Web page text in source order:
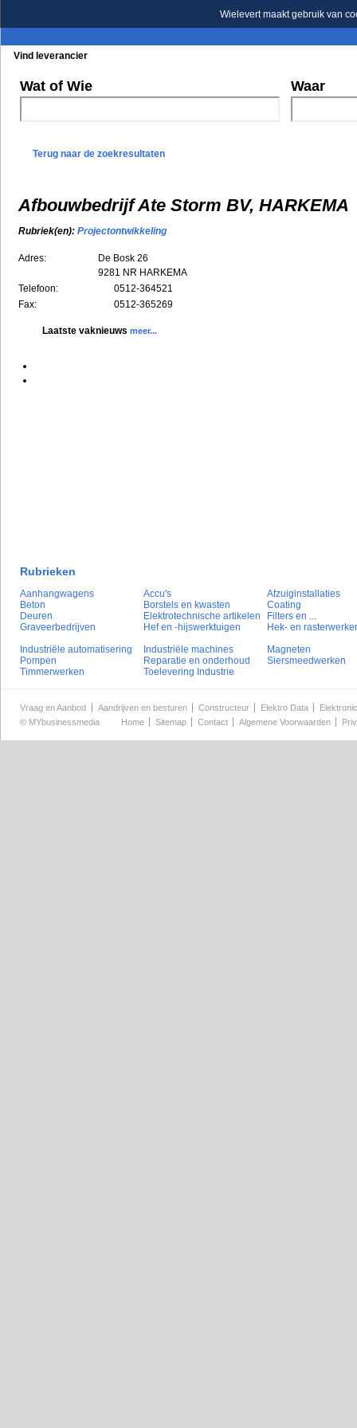
Wielevert maakt gebruik van
Vind leverancier
Wat of Wie Waar
Terug naar de zoekresultaten
Afbouwbedrijf Ate Storm BV, HARKEMA
Rubriek(en): Projectontwikkeling
Adres:
De Bosk 26
9281 NR HARKEMA
Telefoon:
0512-364521
Fax:
0512-365269
Laatste vaknieuws meer...
Rubrieken
Aanhangwagens Accu's
Afzuiginstallaties
Beton
Borstels en kwasten
Coating
Deuren
Elektrotechnische artikelen
Filters en ...
Graveerbedrijven
Hef en -hijswerktuigen
Hek- en
Industriële automatisering
Industriële machines
Magneten
Pompen
Reparatie en onderhoud
Siersmeedwerken
Timmerwerken
Toelevering Industrie
Vraag en Aanbod Aandrijven en besturen Constructeur Elektro Data
© MYbusinessmedia Home Sitemap Contact Algemene Voorwaarden